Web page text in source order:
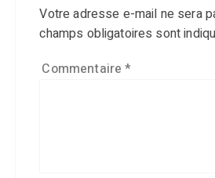
Votre adresse e-mail ne sera
champs obligatoires sont
Commentaire*